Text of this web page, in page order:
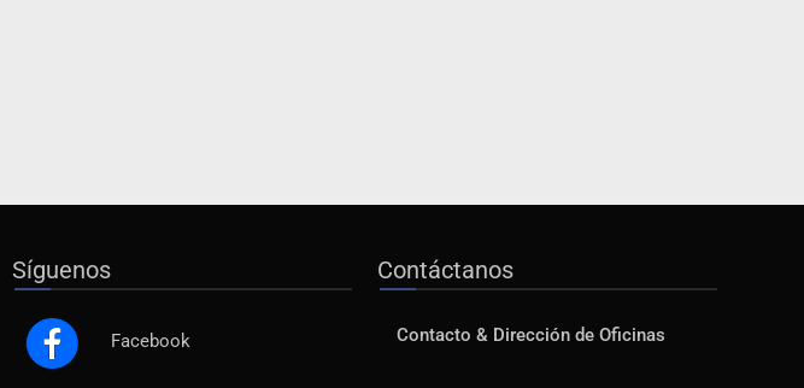
Síguenos
Facebook
Contáctanos
Contacto & Dirección de Oficinas